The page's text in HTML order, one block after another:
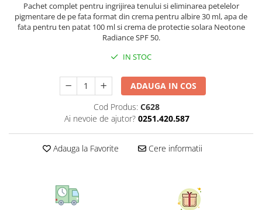
PREPARATE GINECOLOGICE
Infectii urinare
PREPARATE PENTRU COPII
ALTE AFECTIUNI
Pachet complet pentru ingrijirea tenului si eliminarea petelelor
pigmentare de pe fata format din crema pentru albire 30 ml, apa de
fata pentru ten patat 100 ml si crema de protectie solara Neotone
Radiance SPF 50.
IN STOC
ADAUGA IN COS
Cod Produs: C628
Ai nevoie de ajutor? 0251.420.587
Adauga la Favorite Cere informatii